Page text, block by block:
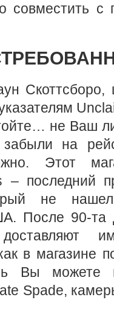
совместить с
Скоттсборо,
не Ваш
на
Этот
– последний
не нашел
После 90-та
в магазине
Вы можете
Spade,